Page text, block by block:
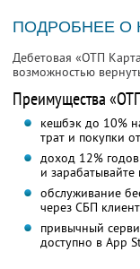
ПОДРОБНЕЕ О
Дебетовая «ОТП
возможностью
Преимущества
кешбэк до 10%
трат и покупки
доход 12%
и
обслуживание
через СБП
привычный
доступно в App